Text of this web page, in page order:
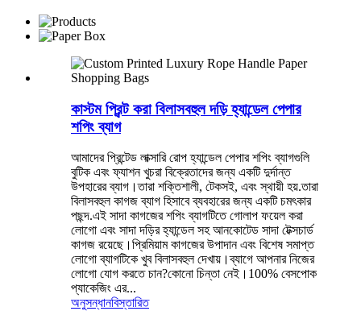
কাস্টম প্রিন্ট করা বিলাসবহুল দড়ি হ্যান্ডেল পেপার
শপিং ব্যাগ
আমাদের প্রিন্টেড লাক্সারি রোপ হ্যান্ডেল পেপার শপিং ব্যাগগুলি
বুটিক এবং ফ্যাশন খুচরা বিক্রেতাদের জন্য একটি দুর্দান্ত
উপহারের ব্যাগ।তারা শক্তিশালী, টেকসই, এবং স্থায়ী হয়.তারা
বিলাসবহুল কাগজ ব্যাগ হিসাবে ব্যবহারের জন্য একটি চমৎকার
পছন্দ.এই সাদা কাগজের শপিং ব্যাগটিতে গোলাপ ফয়েল করা
লোগো এবং সাদা দড়ির হ্যান্ডেল সহ আনকোটেড সাদা টেক্সচার্ড
কাগজ রয়েছে।প্রিমিয়াম কাগজের উপাদান এবং বিশেষ সমাপ্ত
লোগো ব্যাগটিকে খুব বিলাসবহুল দেখায়।ব্যাগে আপনার নিজের
লোগো যোগ করতে চান?কোনো চিন্তা নেই।100% বেসপোক
প্যাকেজিং এর...
অনুসন্ধানবিস্তারিত